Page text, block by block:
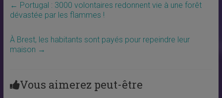
← Portugal : 3000 volontaires redonnent vie à une forêt
dévastée par les flammes !
À Brest, les habitants sont payés pour repeindre leur
maison →
Vous aimerez peut-être